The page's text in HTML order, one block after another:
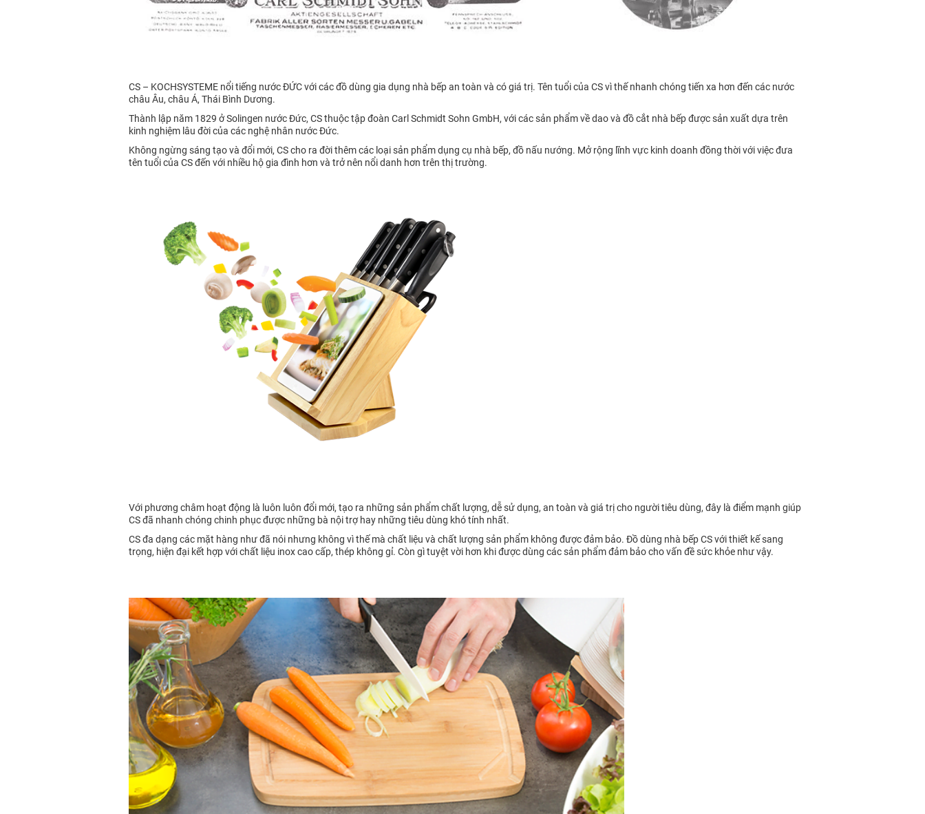
CS – KOCHSYSTEME nổi tiếng nước ĐỨC với các đồ dùng gia dụng nhà bếp an toàn và có giá trị. Tên tuổi của CS vì thế nhanh chóng tiến xa hơn đến các nước
châu Âu, châu Á, Thái Bình Dương.
Thành lập năm 1829 ở Solingen nước Đức, CS thuộc tập đoàn Carl Schmidt Sohn GmbH, với các sản phẩm về dao và đồ cắt nhà bếp được sản xuất dựa trên
kinh nghiệm lâu đời của các nghệ nhân nước Đức.
Không ngừng sáng tạo và đổi mới, CS cho ra đời thêm các loại sản phẩm dụng cụ nhà bếp, đồ nấu nướng. Mở rộng lĩnh vực kinh doanh đồng thời với việc đưa
tên tuổi của CS đến với nhiều hộ gia đình hơn và trở nên nổi danh hơn trên thị trường.
Với phương châm hoạt động là luôn luôn đổi mới, tạo ra những sản phẩm chất lượng, dễ sử dụng, an toàn và giá trị cho người tiêu dùng, đây là điểm mạnh giúp
CS đã nhanh chóng chinh phục được những bà nội trợ hay những tiêu dùng khó tính nhất.
CS đa dạng các mặt hàng như đã nói nhưng không vì thế mà chất liệu và chất lượng sản phẩm không được đảm bảo. Đồ dùng nhà bếp CS với thiết kế sang
trọng, hiện đại kết hợp với chất liệu inox cao cấp, thép không gỉ. Còn gì tuyệt vời hơn khi được dùng các sản phẩm đảm bảo cho vấn đề sức khỏe như vậy.